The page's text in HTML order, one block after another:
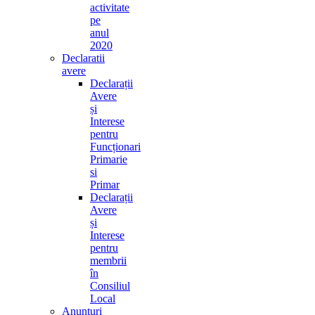
activitate
pe
anul
2020
Declaratii
avere
Declarații
Avere
și
Interese
pentru
Funcționari
Primarie
si
Primar
Declarații
Avere
și
Interese
pentru
membrii
în
Consiliul
Local
Anunturi